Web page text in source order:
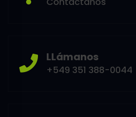
LLámanos
+549 351 388-0044